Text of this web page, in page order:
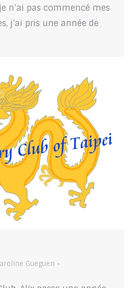
n’ai pas commencé mes
j’ai pris une année de
Gueguen